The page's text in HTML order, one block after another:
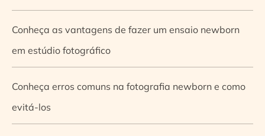
Conheça as vantagens de fazer um ensaio newborn
em estúdio fotográfico
Conheça erros comuns na fotografia newborn e como
evitá-los